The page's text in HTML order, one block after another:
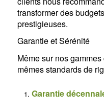
transformer des
prestigieuses.
Garantie et Sérénité
Même sur nos
mêmes standards de
Garantie